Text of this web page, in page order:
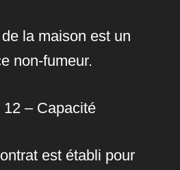
de la maison est un
non-fumeur.
– Capacité
est établi pour